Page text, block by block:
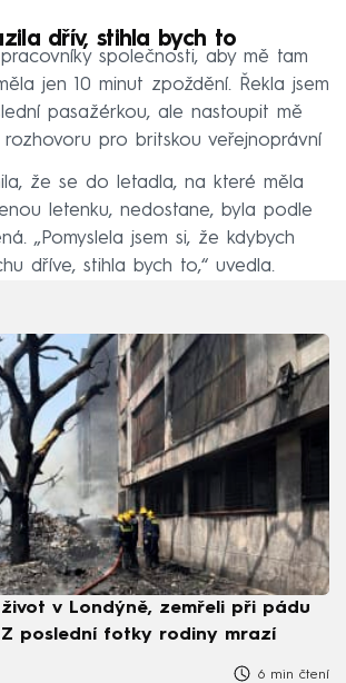
dřív, stihla bych to
společnosti, aby mě tam
jen 10 minut zpoždění. Řekla jsem
pasažérkou, ale nastoupit mě
rozhovoru pro britskou veřejnoprávní
že se do letadla, na které měla
letenku, nedostane, byla podle
„Pomyslela jsem si, že kdybych
dříve, stihla bych to,“ uvedla.
v Londýně, zemřeli při pádu
poslední fotky rodiny mrazí
6 min čtení